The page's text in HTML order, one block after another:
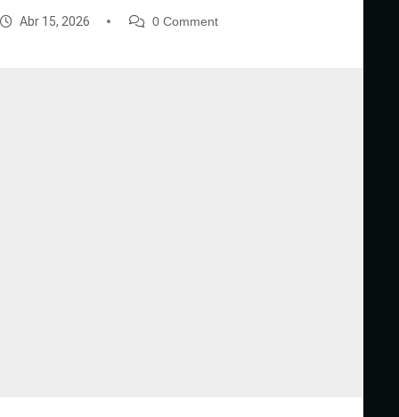
Abr 15, 2026 0 Comment